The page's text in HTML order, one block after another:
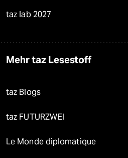
taz lab 2027
Mehr taz Lesestoff
taz Blogs
taz FUTURZWEI
Le Monde diplomatique